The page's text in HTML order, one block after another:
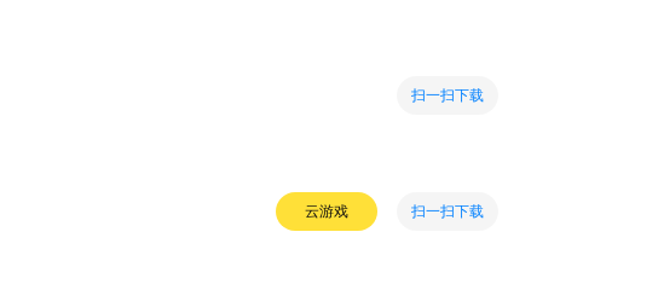
扫一扫下载
云游戏 扫一扫下载